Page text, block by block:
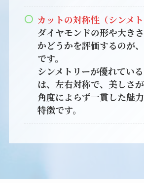
カットの対称性（シンメト
ダイヤモンドの形や大き
かどうかを評価するのが
です。
シンメトリーが優れてい
は、左右対称で、美しさ
角度によらず一貫した魅
特徴です。